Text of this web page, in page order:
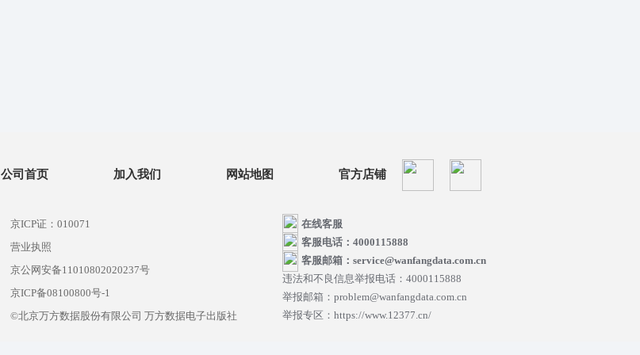
公司首页 加入我们 网站地图 官方店铺
京ICP证：010071
营业执照
京公网安备11010802020237号
京ICP备08100800号-1
©北京万方数据股份有限公司 万方数据电子出版社
在线客服
客服电话：4000115888
客服邮箱：service@wanfangdata.com.cn
违法和不良信息举报电话：4000115888
举报邮箱：problem@wanfangdata.com.cn
举报专区：https://www.12377.cn/